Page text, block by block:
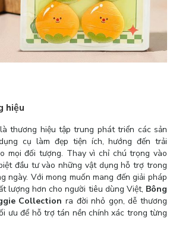
hiệu
thương hiệu tập trung phát triển các sản
cụ làm đẹp tiện ích, hướng đến trải
mọi đối tượng. Thay vì chỉ chú trọng vào
đầu tư vào những vật dụng hỗ trợ trong
ngày. Với mong muốn mang đến giải pháp
lượng hơn cho người tiêu dùng Việt, Bông
Collection ra đời nhỏ gọn, dễ thương
ưu để hỗ trợ tán nền chính xác trong từng